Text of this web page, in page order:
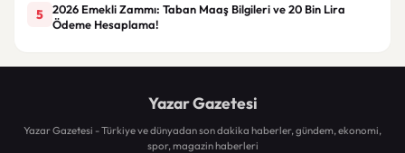
5
2026 Emekli Zammı: Taban Maaş Bilgileri ve 20 Bin Lira
Ödeme Hesaplama!
Yazar Gazetesi
Yazar Gazetesi - Türkiye ve dünyadan son dakika haberler, gündem, ekonomi,
spor, magazin haberleri